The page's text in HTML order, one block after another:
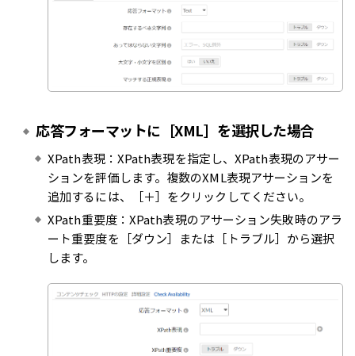
応答フォーマットに［XML］を選択した場合
XPath表現：XPath表現を指定し、XPath表現のアサー
ションを評価します。複数のXML表現アサーションを
追加するには、［＋］をクリックしてください。
XPath重要度：XPath表現のアサーション失敗時のアラ
ート重要度を［ダウン］または［トラブル］から選択
します。